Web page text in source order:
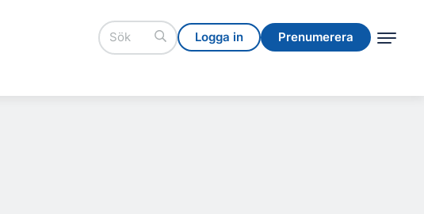
Logga in Prenumerera
Logga in Prenumerera